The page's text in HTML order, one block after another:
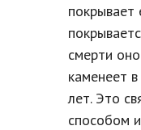
покрывает
смерти
каменеет
лет. Это
способом